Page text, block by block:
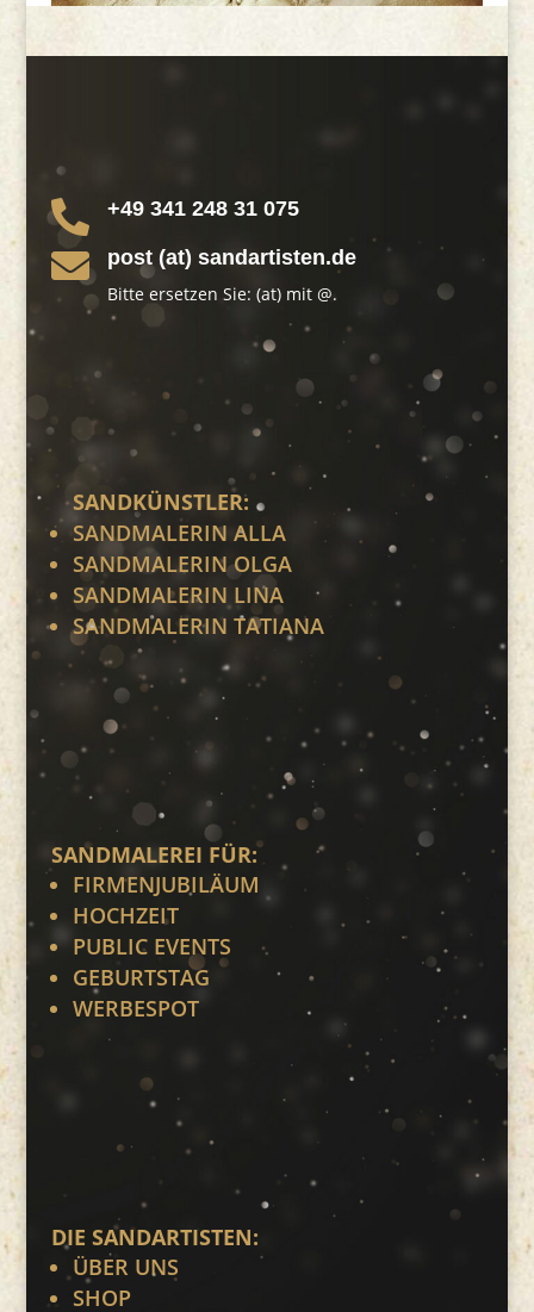
 +49 341 248 31 075
 post (at) sandartisten.de
Bitte ersetzen Sie: (at) mit @.
SANDKÜNSTLER:
SANDMALERIN ALLA
SANDMALERIN OLGA
SANDMALERIN LINA
SANDMALERIN TATIANA
SANDMALEREI FÜR:
FIRMENJUBILÄUM
HOCHZEIT
PUBLIC EVENTS
GEBURTSTAG
WERBESPOT
DIE SANDARTISTEN:
ÜBER UNS
SHOP